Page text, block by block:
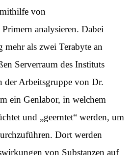
von
analysieren. Dabei
mehr als zwei Terabyte an
Serverraum des Instituts
der Arbeitsgruppe von Dr.
ein Genlabor, in welchem
und „geerntet“ werden, um
Dort werden
von Substanzen auf